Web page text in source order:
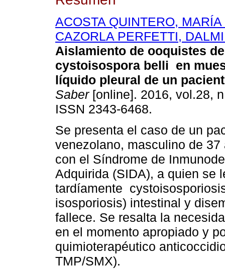
ACOSTA QUINTERO,
CAZORLA PERFETTI,
Aislamiento de ooquistes de
cystoisospora belli en
líquido pleural de un
Saber[online]. 2016, vol.28,
ISSN 2343-6468.
Se presenta el caso de un
venezolano, masculino de 37
con el Síndrome de
Adquirida (SIDA), a quien se
tardíamente
isosporiosis) intestinal y
fallece. Se resalta la
en el momento apropiado y
quimioterapéutico
TMP/SMX).